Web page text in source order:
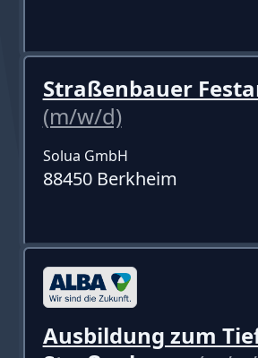
Straßenbauer
(m/w/d)
Solua GmbH
88450 Berkheim
Ausbildung zum